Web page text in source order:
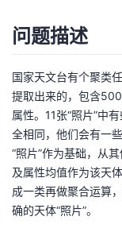
博
客
的
论
坛
我
的
圈
子
我
的
直
我
的
我
问题描述
国家天文台有个聚类
提取出来的，包含
属性。11张“照片”中
全相同，他们会有一
“照片”作为基础，从
及属性均值作为该天
成一类再做聚合运算
确的天体“照片”。